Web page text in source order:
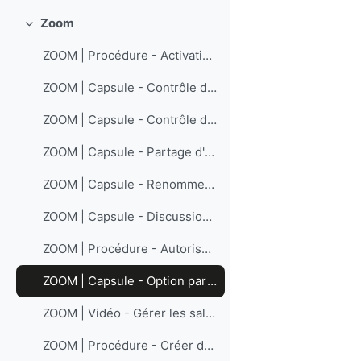
Collapse
Zoom
ZOOM | Procédure - Activation du compte ZOOM (licence ENAP) et connexion
ZOOM | Capsule - Contrôle de la vidéo ( Durée : 2 min.)
ZOOM | Capsule - Contrôle du son ( Durée : 2 min.)
ZOOM | Capsule - Partage d'écran (Durée : 3 min)
ZOOM | Capsule - Renommer un participant ( Durée : 1 min.)
ZOOM | Capsule - Discussion ( Durée : 1 min.)
ZOOM | Procédure - Autoriser le partage d'écran par les participant·es
ZOOM | Capsule - Option participants (Durée : 2 min)
ZOOM | Vidéo - Gérer les salles de répartition (Durée : 5 min)
ZOOM | Procédure - Créer des salles de répartition